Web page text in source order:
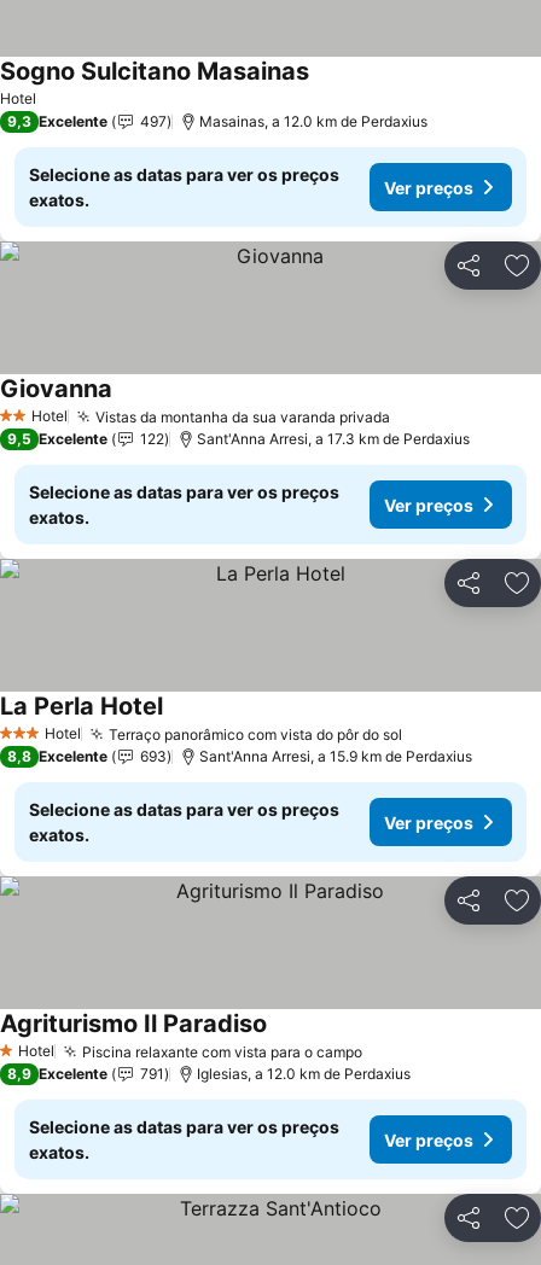
Hotel
Sogno Sulcitano Masainas
9,3 Excelente 497 Masainas, a 12.0 km de Perdaxius
Selecione as datas para ver os preços
exatos.
Ver preços
Partilhar
2 Estrelas
Hotel Vistas da montanha da sua varanda privada
Giovanna
9,5 Excelente 122 Sant'Anna Arresi, a 17.3 km de Perdaxius
Selecione as datas para ver os preços
exatos.
Ver preços
Partilhar
3 EstrelasHotel Terraço panorâmico com vista do pôr do sol
La Perla Hotel
8,8 Excelente 693 Sant'Anna Arresi, a 15.9 km de Perdaxius
Selecione as datas para ver os preços
exatos.
Ver preços
Partilhar
1 Estrelas
Hotel Piscina relaxante com vista para o campo
Agriturismo Il Paradiso
8,9 Excelente 791 Iglesias, a 12.0 km de Perdaxius
Selecione as datas para ver os preços
exatos.
Ver preços
Partilhar